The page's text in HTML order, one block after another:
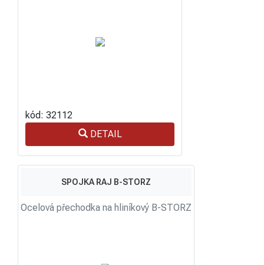
kód: 32112
DETAIL
SPOJKA RAJ B-STORZ
Ocelová přechodka na hliníkový B-STORZ